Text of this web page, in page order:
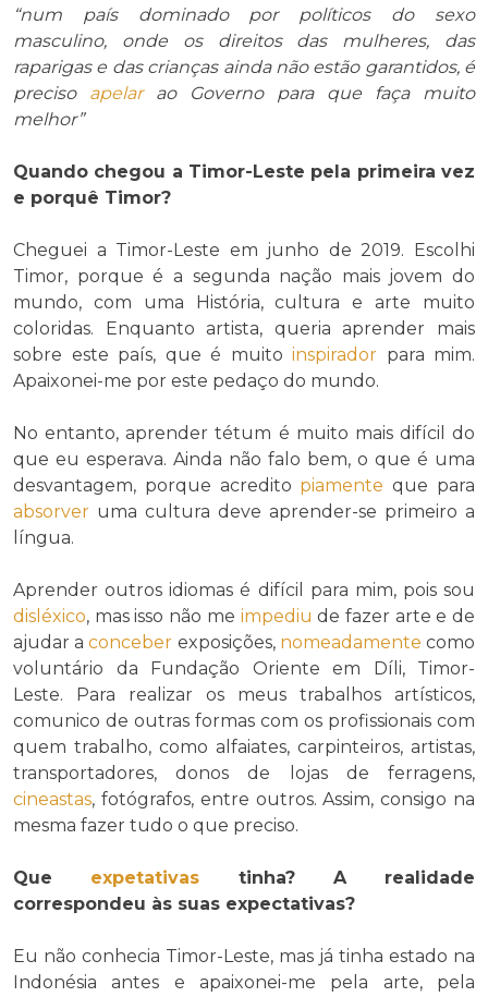
“num país dominado por políticos do sexo
masculino, onde os direitos das mulheres, das
raparigas e das crianças ainda não estão garantidos, é
preciso apelarao Governo para que faça muito
melhor”
Quando chegou a Timor-Leste pela primeira vez
e porquê Timor?
Cheguei a Timor-Leste em junho de 2019. Escolhi
Timor, porque é a segunda nação mais jovem do
mundo, com uma História, cultura e arte muito
coloridas. Enquanto artista, queria aprender mais
sobre este país, que é muito inspirador para mim.
Apaixonei-me por este pedaço do mundo.
No entanto, aprender tétum é muito mais difícil do
que eu esperava. Ainda não falo bem, o que é uma
desvantagem, porque acredito piamente que para
absorver uma cultura deve aprender-se primeiro a
língua.
Aprender outros idiomas é difícil para mim, pois sou
disléxico, mas isso não me impediu de fazer arte e de
ajudar aconceber exposições, nomeadamente como
voluntário da Fundação Oriente em Díli, Timor-
Leste. Para realizar os meus trabalhos artísticos,
comunico de outras formas com os profissionais com
quem trabalho, como alfaiates, carpinteiros, artistas,
transportadores, donos de lojas de ferragens,
cineastas, fotógrafos, entre outros. Assim, consigo na
mesma fazer tudo o que preciso.
Que expetativas tinha? A realidade
correspondeu às suas expectativas?
Eu não conhecia Timor-Leste, mas já tinha estado na
Indonésia antes e apaixonei-me pela arte, pela